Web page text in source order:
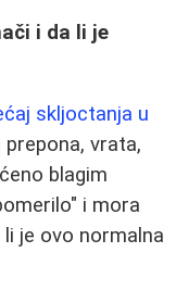
i da li je
skljoctanja u
vrata,
blagim
i mora
je ovo normalna